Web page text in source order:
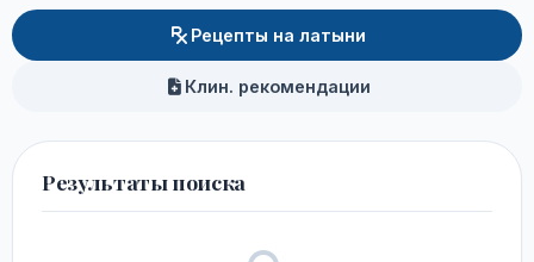
Рецепты на латыни
Клин. рекомендации
Результаты поиска